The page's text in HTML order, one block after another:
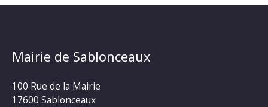
Mairie de Sablonceaux
100 Rue de la Mairie
17600 Sablonceaux